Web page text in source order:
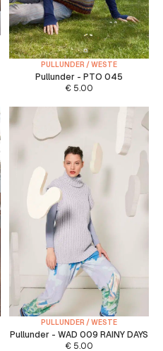
PULLUNDER / WESTE
Pullunder - PTO 045
€ 5.00
PULLUNDER / WESTE
Pullunder - WAD 009 RAINY DAYS
€ 5.00